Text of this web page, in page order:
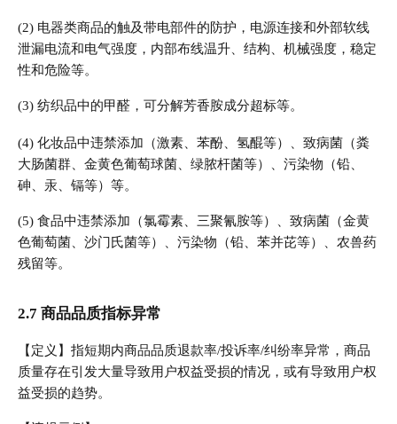
(2) 电器类商品的触及带电部件的防护，电源连接和外部软线
泄漏电流和电气强度，内部布线温升、结构、机械强度，稳定
性和危险等。
(3) 纺织品中的甲醛，可分解芳香胺成分超标等。
(4) 化妆品中违禁添加（激素、苯酚、氢醌等）、致病菌（粪
大肠菌群、金黄色葡萄球菌、绿脓杆菌等）、污染物（铅、
砷、汞、镉等）等。
(5) 食品中违禁添加（氯霉素、三聚氰胺等）、致病菌（金黄
色葡萄菌、沙门氏菌等）、污染物（铅、苯并芘等）、农兽药
残留等。
2.7 商品品质指标异常
【定义】指短期内商品品质退款率/投诉率/纠纷率异常，商品
质量存在引发大量导致用户权益受损的情况，或有导致用户权
益受损的趋势。